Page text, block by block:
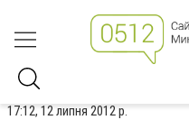
17:12, 12 липня 2012 р.